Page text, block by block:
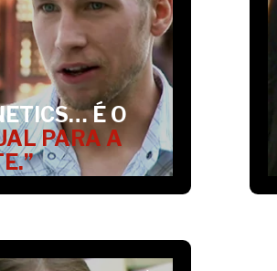
É O
PARA A